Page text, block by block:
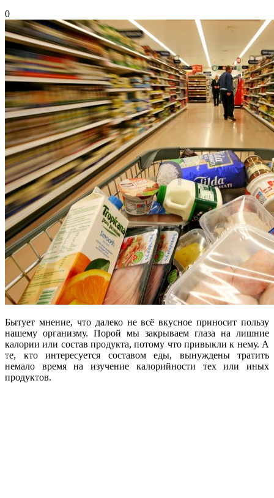
0
Бытует мнение, что далеко не всё вкусное приносит пользу
нашему организму. Порой мы закрываем глаза на лишние
калории или состав продукта, потому что привыкли к нему. А
те, кто интересуется составом еды, вынуждены тратить
немало время на изучение калорийности тех или иных
продуктов.